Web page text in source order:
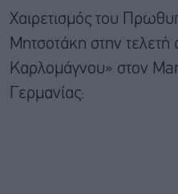
Χαιρετισμός του
Μητσοτάκη στην
Καρλομάγνου» στον
Γερμανίας: